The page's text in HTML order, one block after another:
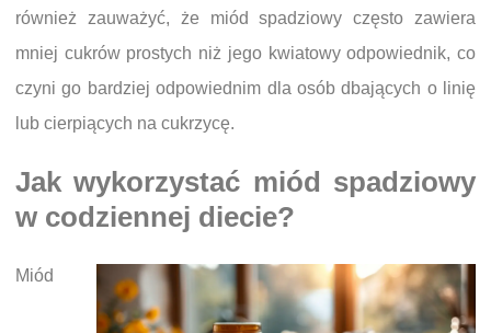
również zauważyć, że miód spadziowy często zawiera
mniej cukrów prostych niż jego kwiatowy odpowiednik, co
czyni go bardziej odpowiednim dla osób dbających o linię
lub cierpiących na cukrzycę.
Jak wykorzystać miód spadziowy
w codziennej diecie?
Miód